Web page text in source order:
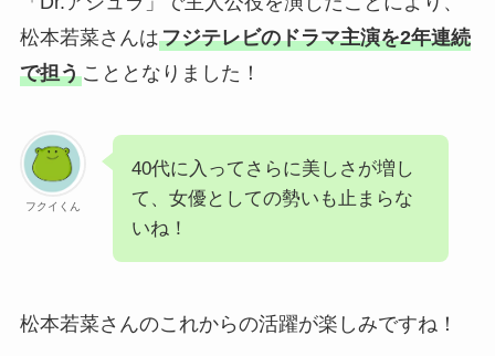
松本若菜さんはフジテレビのドラマ主演を2年連続
で担うこととなりました！
フクイくん
40代に入ってさらに美しさが増し
て、女優としての勢いも止まらな
いね！
松本若菜さんのこれからの活躍が楽しみですね！